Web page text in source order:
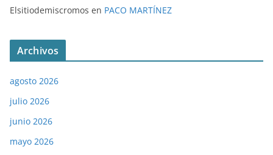
Elsitiodemiscromos en PACO MARTÍNEZ
Archivos
agosto 2026
julio 2026
junio 2026
mayo 2026